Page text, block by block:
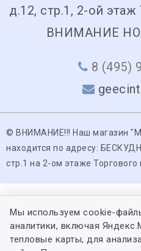
д.12, стр.1, 2-ой
ВНИМАНИЕ
8 (495)
© ВНИМАНИЕ!!! Наш магазин
находится по адресу:
стр.1 на 2-ом этаже Торгового
Мы используем cookie-
аналитики, включая
тепловые карты, для